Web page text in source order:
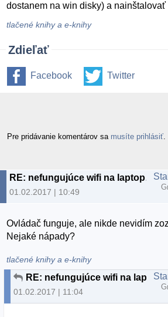
dostanem na win disky) a nainštalovať
tlačené knihy a e-knihy
Zdieľať
Facebook Twitter
Pre pridávanie komentárov sa musíte prihlásiť
RE: nefungujúce wifi na laptope - lubuntu 16.04 LTS
01.02.2017 | 10:49
Ovládač funguje, ale nikde nevidím
Nejaké nápady?
tlačené knihy a e-knihy
RE: nefungujúce wifi na laptope - lubuntu 16.04 LTS
01.02.2017 | 11:04